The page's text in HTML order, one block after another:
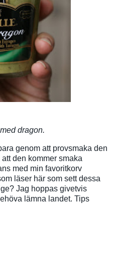
dragon.
genom att provsmaka den
den kommer smaka
med min favoritkorv
läser här som sett dessa
Jag hoppas givetvis
lämna landet. Tips